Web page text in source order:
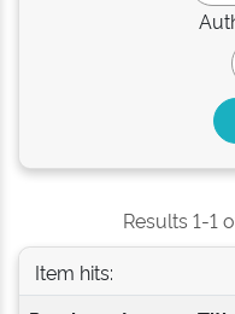
Results 1-1
Item hits: